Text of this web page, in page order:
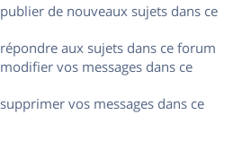
publier de nouveaux sujets dans ce
répondre aux sujets dans ce forum
modifier vos messages dans ce
supprimer vos messages dans ce